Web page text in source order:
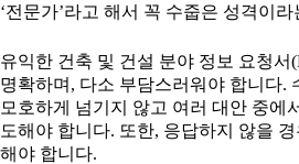
‘전문가’라고 해서 꼭 수줍은 성격이
유익한 건축 및 건설 분야 정보 요청서
명확하며, 다소 부담스러워야 합니다.
모호하게 넘기지 않고 여러 대안 중에
도해야 합니다. 또한, 응답하지 않을 경
해야 합니다.